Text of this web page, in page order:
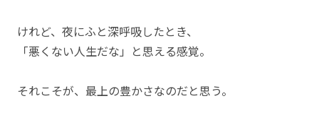
けれど、夜にふと深呼吸したとき、
「悪くない人生だな」と思える感覚。
それこそが、最上の豊かさなのだと思う。